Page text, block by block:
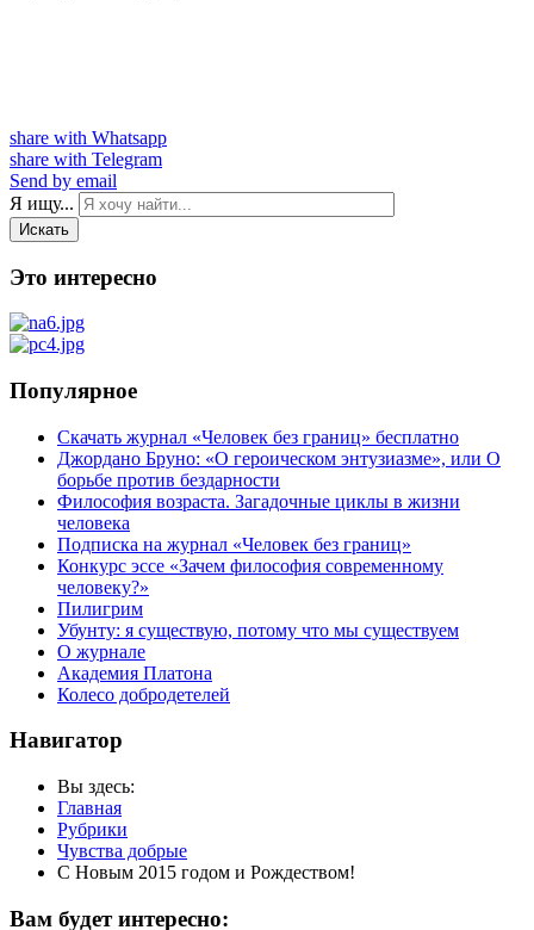
share with Whatsapp
share with Telegram
Send by email
Я ищу...
Искать
Это интересно
Популярное
Скачать журнал «Человек без границ» бесплатно
Джордано Бруно: «О героическом энтузиазме», или О
борьбе против бездарности
Философия возраста. Загадочные циклы в жизни
человека
Подписка на журнал «Человек без границ»
Конкурс эссе «Зачем философия современному
человеку?»
Пилигрим
Убунту: я существую, потому что мы существуем
О журнале
Академия Платона
Колесо добродетелей
Навигатор
Вы здесь:
Главная
Рубрики
Чувства добрые
С Новым 2015 годом и Рождеством!
Вам будет интересно: